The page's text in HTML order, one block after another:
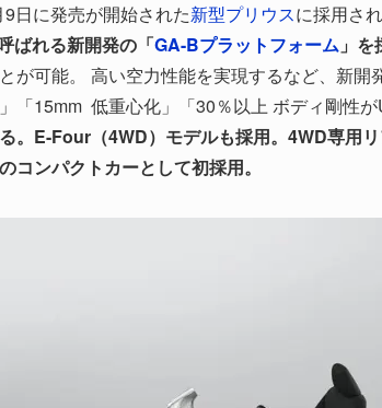
日に発売が開始された新型プリウスに採用さ
ばれる新開発の「GA-Bプラットフォーム 」を
が可能。 高い空力性能を実現するなど、新
「15mm 低重心化」「30％以上 ボディ剛性が
。E-Four（4WD）モデルも採用。4WD専用
コンパクトカーとして初採用。